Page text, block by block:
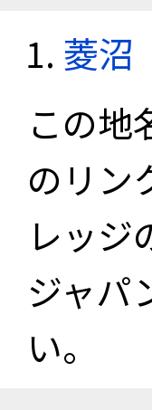
菱沼
この地
のリン
レッジ
ジャパ
い。